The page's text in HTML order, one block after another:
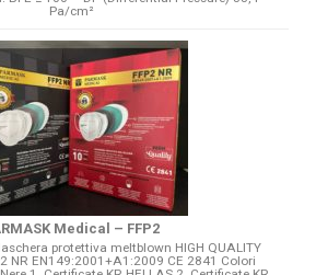
Pa/cm²
Medical – FFP2
protettiva meltblown HIGH QUALITY
NR EN149:2001+A1:2009 CE 2841 Colori